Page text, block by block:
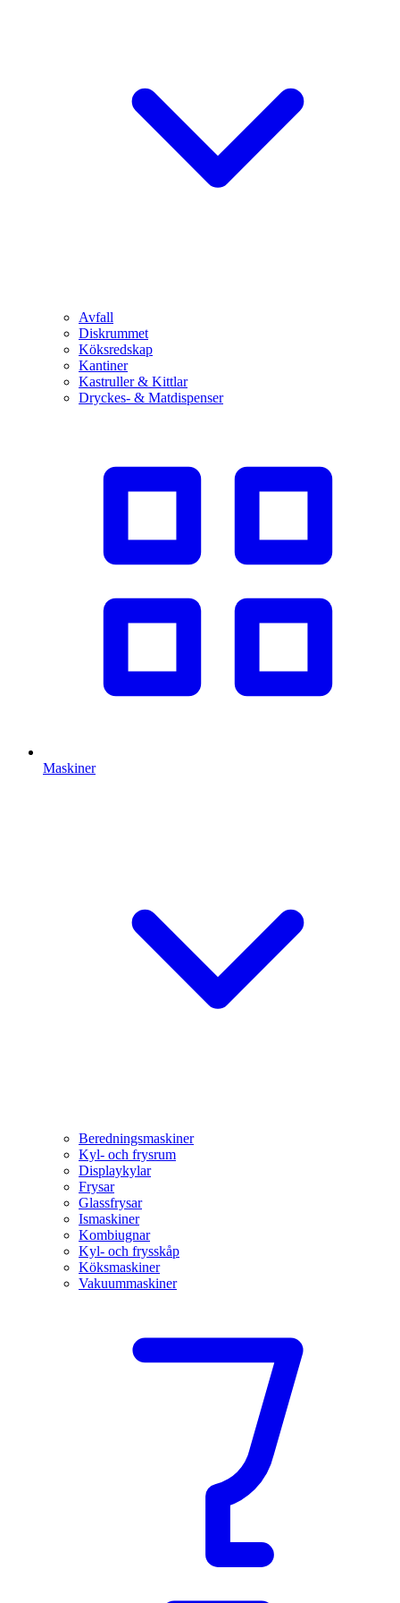
Avfall
Diskrummet
Köksredskap
Kantiner
Kastruller & Kittlar
Dryckes- & Matdispenser
Maskiner
Beredningsmaskiner
Kyl- och frysrum
Displaykylar
Frysar
Glassfrysar
Ismaskiner
Kombiugnar
Kyl- och frysskåp
Köksmaskiner
Vakuummaskiner